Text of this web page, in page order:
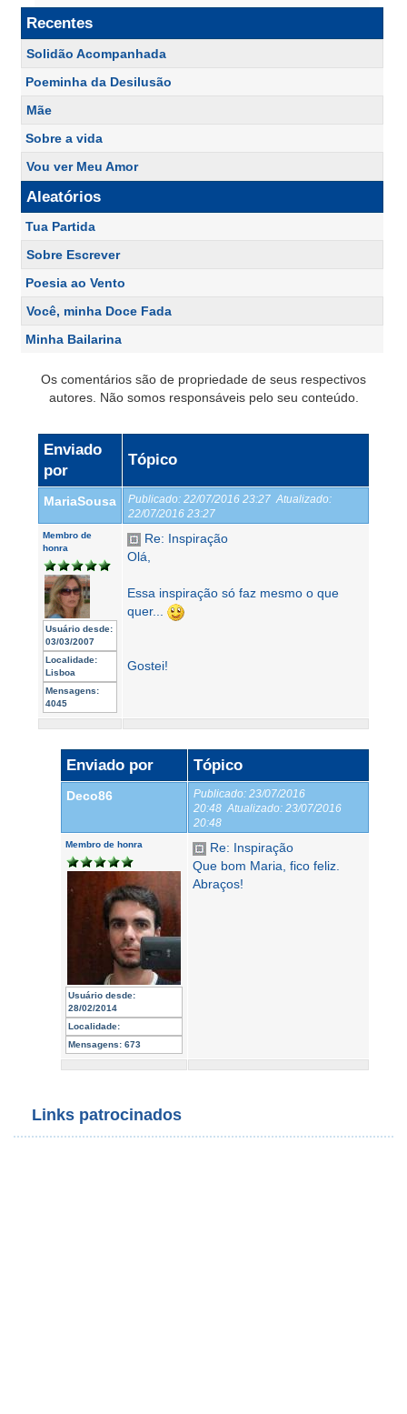
Recentes
Solidão Acompanhada
Poeminha da Desilusão
Mãe
Sobre a vida
Vou ver Meu Amor
Aleatórios
Tua Partida
Sobre Escrever
Poesia ao Vento
Você, minha Doce Fada
Minha Bailarina
Os comentários são de propriedade de seus respectivos
autores. Não somos responsáveis pelo seu conteúdo.
Enviado
por
Tópico
MariaSousa Publicado: 22/07/2016 23:27 Atualizado:
22/07/2016 23:27
Membro de
honra
Usuário desde:
03/03/2007
Localidade:
Lisboa
Mensagens:
4045
Re: Inspiração
Olá,
Essa inspiração só faz mesmo o que
quer...
Gostei!
Enviado por Tópico
Deco86 Publicado: 23/07/2016
20:48 Atualizado: 23/07/2016
20:48
Membro de honra
Usuário desde:
28/02/2014
Localidade:
Mensagens: 673
Re: Inspiração
Que bom Maria, fico feliz.
Abraços!
Links patrocinados